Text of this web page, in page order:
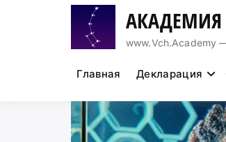
АКАДЕМИЯ
www.Vch.Academy
Главная Декларация